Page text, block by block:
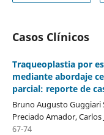
Casos Clínicos
Traqueoplastia por
mediante abordaje
parcial: reporte de
Bruno Augusto Guggiari
Preciado Amador, Carlos
67-74